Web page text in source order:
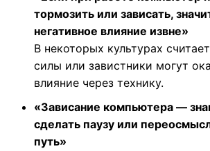
тормозить или зависать,
негативное влияние извне»
В некоторых культурах
силы или завистники могут
влияние через технику.
«Зависание компьютера —
сделать паузу или
путь»